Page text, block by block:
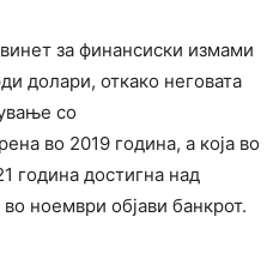
за финансиски измами
долари, откако неговата
со
во 2019 година, а која во
година достигна над
ноември објави банкрот.